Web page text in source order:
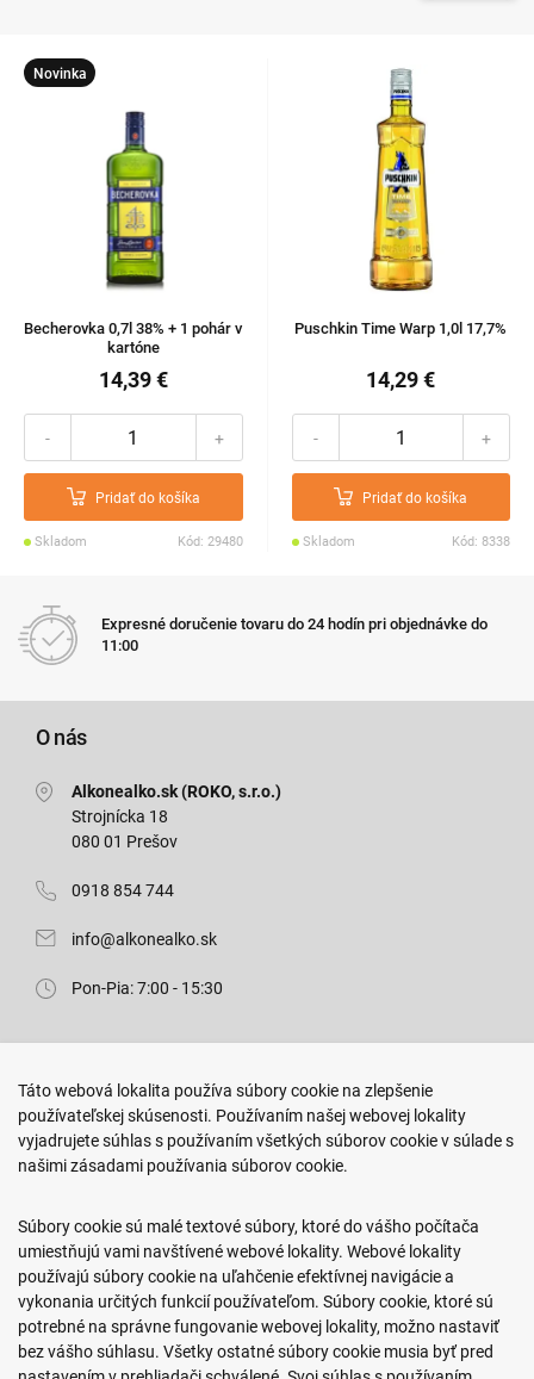
Novinka
Becherovka 0,7l 38% + 1 pohár v
kartóne
14,39 €
- +
Pridať do košíka
Skladom Kód: 29480
Puschkin Time Warp 1,0l 17,7%
14,29 €
- +
Pridať do košíka
Skladom Kód: 8338
Expresné doručenie tovaru do 24 hodín pri objednávke do
11:00
O nás
Alkonealko.sk (ROKO, s.r.o.)
Strojnícka 18
080 01 Prešov
0918 854 744
info@alkonealko.sk
Pon-Pia: 7:00 - 15:30
Arm. gen. Svobodu 23/A
080 01 Prešov
0917 466 578
sekcovpredajna@doroka.sk
Pon-Ned: 9:00 - 20:00
Táto webová lokalita používa súbory cookie na zlepšenie
používateľskej skúsenosti. Používaním našej webovej lokality
vyjadrujete súhlas s používaním všetkých súborov cookie v súlade s
našimi zásadami používania súborov cookie.
Súbory cookie sú malé textové súbory, ktoré do vášho počítača
umiestňujú vami navštívené webové lokality. Webové lokality
používajú súbory cookie na uľahčenie efektívnej navigácie a
vykonania určitých funkcií používateľom. Súbory cookie, ktoré sú
potrebné na správne fungovanie webovej lokality, možno nastaviť
bez vášho súhlasu. Všetky ostatné súbory cookie musia byť pred